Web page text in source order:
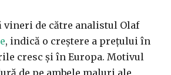
vineri de către analistul Olaf
, indică o creștere a prețului în
cresc și în Europa. Motivul